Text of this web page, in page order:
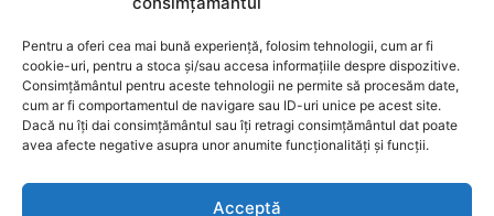
Pentru a oferi cea mai bună experiență, folosim tehnologii, cum ar fi
cookie-uri, pentru a stoca și/sau accesa informațiile despre dispozitive.
Consimțământul pentru aceste tehnologii ne permite să procesăm date,
cum ar fi comportamentul de navigare sau ID-uri unice pe acest site.
Dacă nu îți dai consimțământul sau îți retragi consimțământul dat poate
avea afecte negative asupra unor anumite funcționalități și funcții.
Acceptă